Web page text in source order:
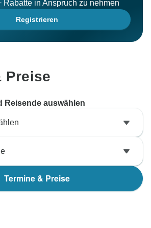
Rabatte in Anspruch zu nehmen
Registrieren
Preise
Reisende auswählen
Termine & Preise